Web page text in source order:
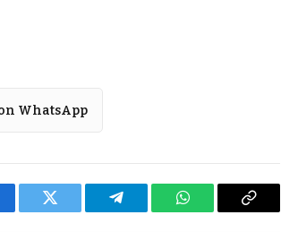
WhatsApp
Twitter Telegram WhatsAppCopy